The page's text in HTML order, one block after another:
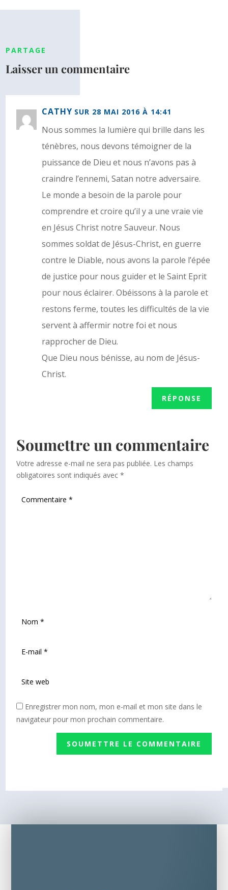
PARTAGE
Laisser un commentaire
CATHY SUR 28 MAI 2016 À 14:41
Nous sommes la lumière qui brille dans les
ténèbres, nous devons témoigner de la
puissance de Dieu et nous n’avons pas à
craindre l’ennemi, Satan notre adversaire.
Le monde a besoin de la parole pour
comprendre et croire qu’il y a une vraie vie
en Jésus Christ notre Sauveur. Nous
sommes soldat de Jésus-Christ, en guerre
contre le Diable, nous avons la parole l’épée
de justice pour nous guider et le Saint Eprit
pour nous éclairer. Obéissons à la parole et
restons ferme, toutes les difficultés de la vie
servent à affermir notre foi et nous
rapprocher de Dieu.
Que Dieu nous bénisse, au nom de Jésus-
Christ.
RÉPONSE
Soumettre un commentaire
Votre adresse e-mail ne sera pas publiée. Les champs
obligatoires sont indiqués avec*
Enregistrer mon nom, mon e-mail et mon site dans le
navigateur pour mon prochain commentaire.
SOUMETTRE LE COMMENTAIRE